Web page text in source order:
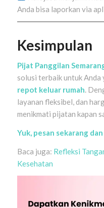
Anda bisa laporkan via
Kesimpulan
Pijat Panggilan
solusi terbaik untuk Anda
repot keluar rumah.
layanan fleksibel, dan
menikmati pijatan kapan
Yuk, pesan sekarang
Baca juga: Refleksi
Kesehatan